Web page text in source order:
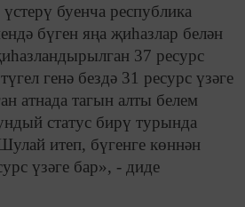
буенча республика
бүген яңа җиһазлар белән
37 ресурс
генә бездә 31 ресурс үзәге
атнада тагын алты белем
статус бирү турында
итеп, бүгенге көннән
үзәге бар», - диде